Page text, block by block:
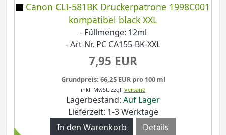
Canon CLI-581BK Druckerpatrone 1998C001
kompatibel black XXL
- Füllmenge: 12ml
- Art-Nr. PC CA155-BK-XXL
7,95 EUR
Grundpreis: 66,25 EUR pro 100 ml
inkl. MwSt. zzgl. Versand
Lagerbestand: Auf Lager
Lieferzeit: 1-3 Werktage
Details